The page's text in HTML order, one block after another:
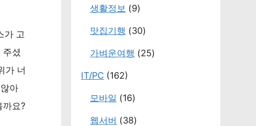
가 고
주셨
가 너
아
까요?
생활정보 (9)
맛집기행 (30)
가벼운여행 (25)
IT/PC (162)
모바일 (16)
웹서버 (38)